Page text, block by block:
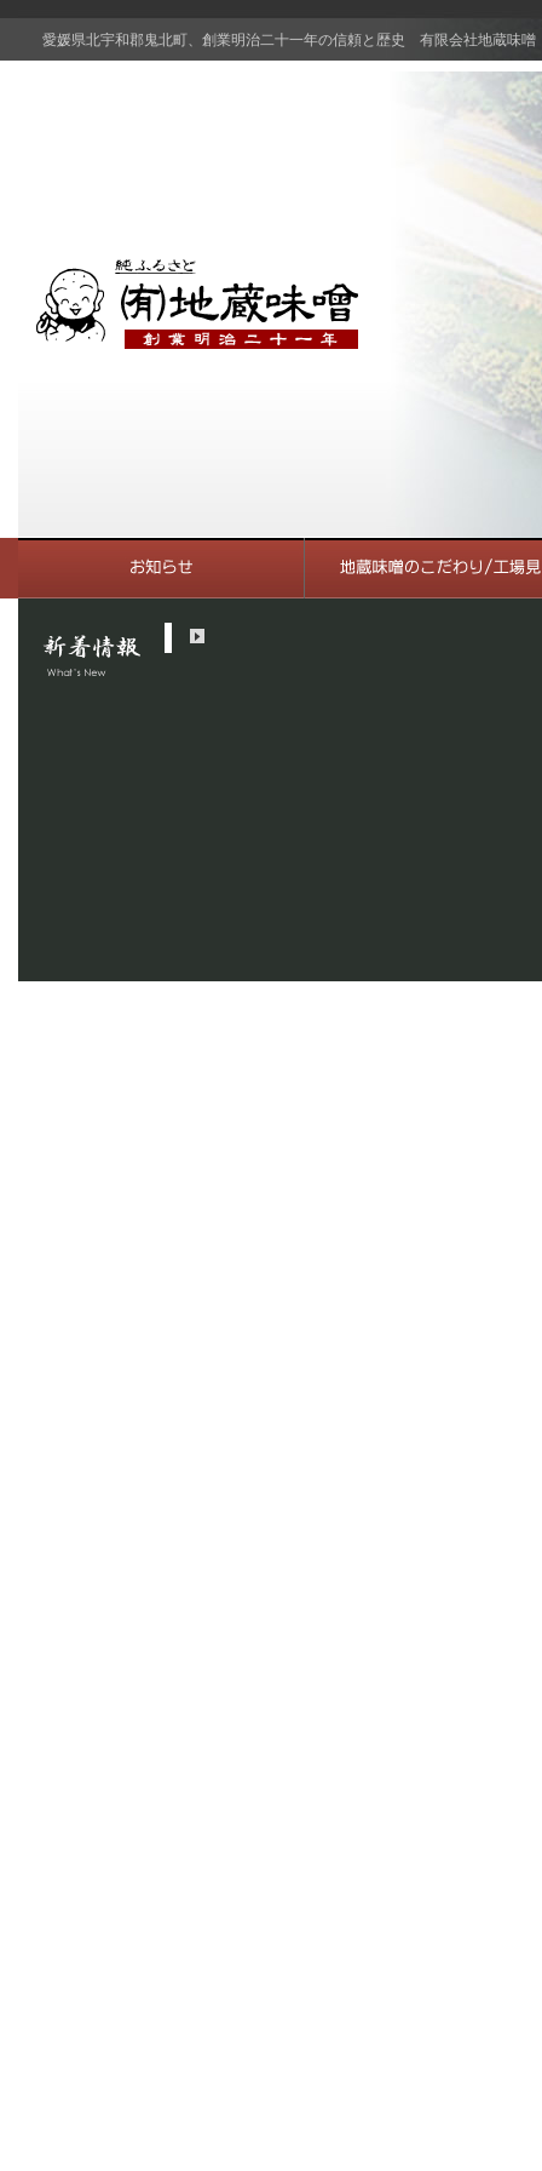
愛媛県北宇和郡鬼北町、創業明治二十一年の信頼と歴史 有限会社地蔵味噌